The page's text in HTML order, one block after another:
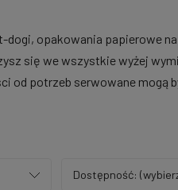
opakowania papierowe
się we wszystkie wyżej
potrzeb serwowane mogą
Dostępność: